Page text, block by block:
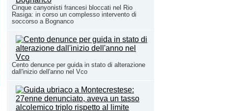
Cinque canyonisti francesi bloccati nel Rio
Rasiga: in corso un complesso intervento di
soccorso a Bognanco
Cento denunce per guida in stato di alterazione
dall'inizio dell'anno nel Vco